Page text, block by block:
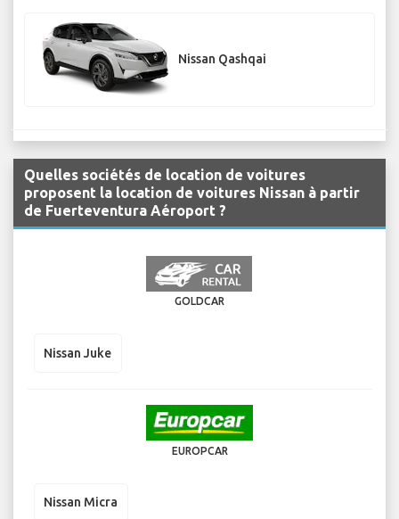
Nissan Qashqai
Quelles sociétés de location de voitures
proposent la location de voitures Nissan à partir
de Fuerteventura Aéroport ?
GOLDCAR
Nissan Juke
EUROPCAR
Nissan Micra